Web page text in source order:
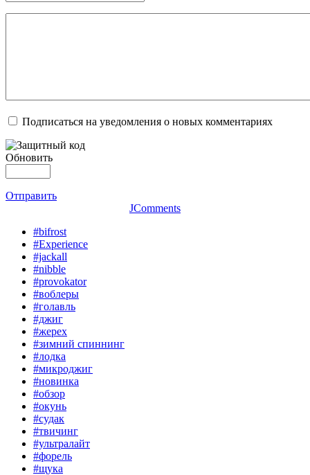
Подписаться на уведомления о новых комментариях
Обновить
Отправить
JComments
#bifrost
#Experience
#jackall
#nibble
#provokator
#воблеры
#голавль
#джиг
#жерех
#зимний спиннинг
#лодка
#микроджиг
#новинка
#обзор
#окунь
#судак
#твичинг
#ультралайт
#форель
#щука